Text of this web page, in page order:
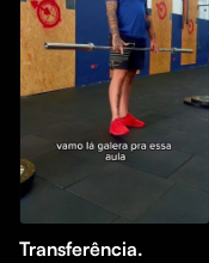
Transferência.